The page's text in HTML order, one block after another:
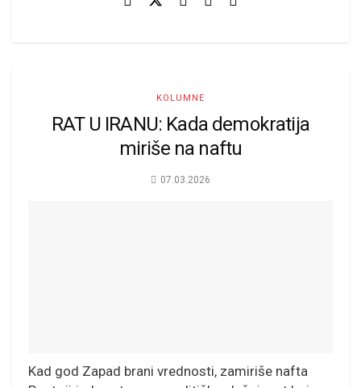
KOLUMNE
RAT U IRANU: Kada demokratija
miriše na naftu
07.03.2026
Kad god Zapad brani vrednosti, zamiriše nafta